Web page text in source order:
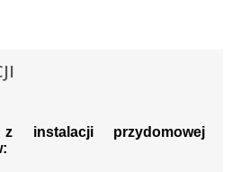
instalacji przydomowej